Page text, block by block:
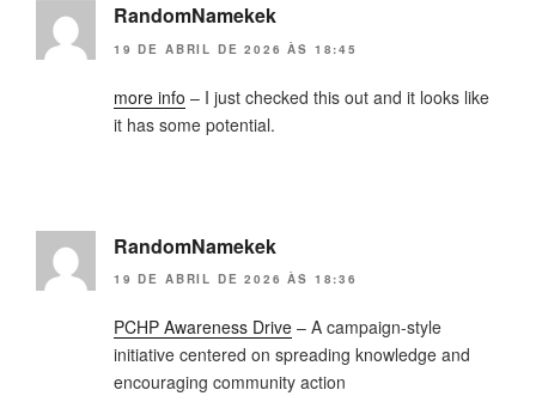
RandomNamekek
19 DE ABRIL DE 2026 ÀS 18:45
more info – I just checked this out and it looks like
it has some potential.
RandomNamekek
19 DE ABRIL DE 2026 ÀS 18:36
PCHP Awareness Drive – A campaign-style
initiative centered on spreading knowledge and
encouraging community action